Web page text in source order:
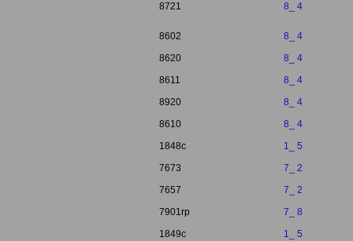
8721 8_ 4
8602
8_ 4
8620
8_ 4
8611
8_ 4
8920
8_ 4
8610
8_ 4
1848c
1_ 5
7673
7_ 2
7657
7_ 2
7901rp
7_ 8
1849c
1_ 5